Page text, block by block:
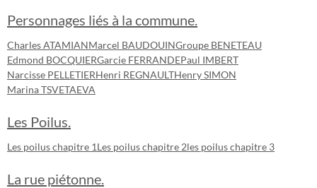
Personnages liés à la commune.
Charles ATAMIANMarcel BAUDOUINGroupe BENETEAU
Edmond BOCQUIERGarcie FERRANDEPaul IMBERT
Narcisse PELLETIERHenri REGNAULTHenry SIMON
Marina TSVETAEVA
Les Poilus.
Les poilus chapitre 1Les poilus chapitre 2les poilus chapitre 3
La rue piétonne.